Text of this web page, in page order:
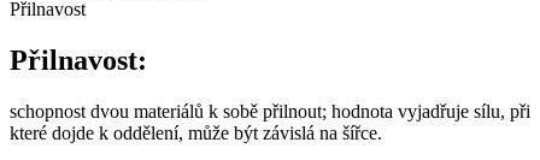
Přilnavost
Přilnavost:
schopnost dvou materiálů k sobě přilnout; hodnota vyjadřuje sílu, při
které dojde k oddělení, může být závislá na šířce.